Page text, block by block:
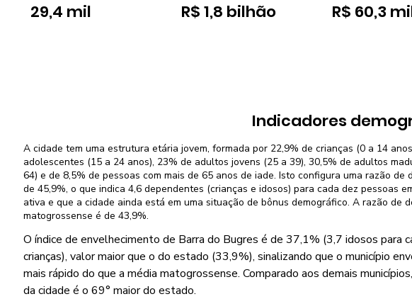
29,4 mil R$ 1,8 bilhão R$ 60,3
Indicadores
A cidade tem uma estrutura etária jovem, formada por 22,9% de crianças (0 a 14
adolescentes (15 a 24 anos), 23% de adultos jovens (25 a 39), 30,5% de adultos
64) e de 8,5% de pessoas com mais de 65 anos de iade. Isto configura uma razão de
de 45,9%, o que indica 4,6 dependentes (crianças e idosos) para cada dez pessoas
ativa e que a cidade ainda está em uma situação de bônus demográfico. A razão de
matogrossense é de 43,9%.
O índice de envelhecimento de Barra do Bugres é de 37,1% (3,7 idosos para
crianças), valor maior que o do estado (33,9%), sinalizando que o município
mais rápido do que a média matogrossense. Comparado aos demais
da cidade é o 69° maior do estado.